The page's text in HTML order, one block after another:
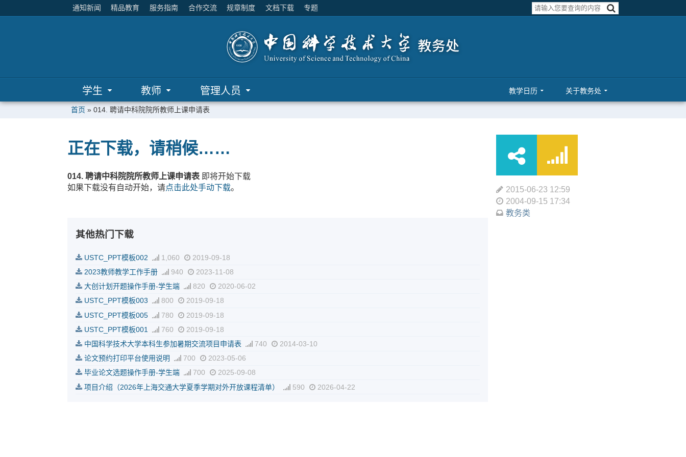
通知新闻 精品教育 服务指南 合作交流 规章制度 文档下载 专题
学生 教师 管理人员 教学日历 关于教务处
首页 » 014. 聘请中科院院所教师上课申请表
正在下载，请稍候……
014. 聘请中科院院所教师上课申请表 即将开始下载
如果下载没有自动开始，请点击此处手动下载。
其他热门下载
USTC_PPT模板002 1,060
2019-09-18
2023教师教学工作手册
940
2023-11-08
大创计划开题操作手册-学生端
820
2020-06-02
USTC_PPT模板003
800
2019-09-18
USTC_PPT模板005
780
2019-09-18
USTC_PPT模板001
760
2019-09-18
中国科学技术大学本科生参加暑期交流项目申请表
740
2014-03-10
论文预约打印平台使用说明
700
2023-05-06
毕业论文选题操作手册-学生端
700
2025-09-08
项目介绍（2026年上海交通大学夏季学期对外开放课程清单）
590 2026-04-22
2015-06-23 12:59
2004-09-15 17:34
教务类